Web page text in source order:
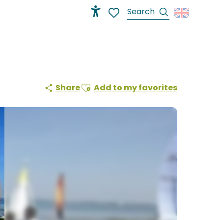
Search
ShareAjouter aux favoris
Add to my favorites